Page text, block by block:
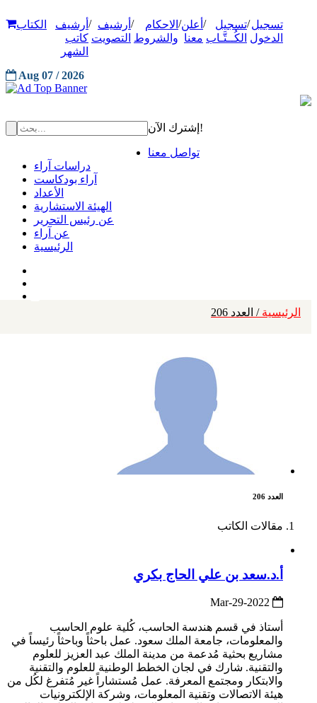
تسجيل
الدخول
/تسجيل
الكُــتَّـاب
/ أعلن
معنا
/ الاحكام
والشروط
/ أرشيف
التصويت
/ أرشيف
كاتب
الشهر
الكتاب
Aug 07 / 2026
إشترك الآن!
تواصل معنا
دراسات آراء
آراء بودكاست
الأعداد
الهيئة الاستشارية
عن رئيس التحرير
عن آراء
الرئيسية
الرئيسية / العدد 206
العدد 206
مقالات الكاتب
أ.د.سعد بن علي الحاج بكري
أستاذ في قسم هندسة الحاسب، كُلية علوم الحاسب
والمعلومات، جامعة الملك سعود. عمل باحثاً وباحثاً رئيساً في
مشاريع بحثية مُدعمة من مدينة الملك عبد العزيز للعلوم
والتقنية. شارك في لجان الخطط الوطنية للعلوم والتقنية
والابتكار ومجتمع المعرفة. عمل مُستشاراً غير مُتفرغ لكُل من
هيئة الاتصالات وتقنية المعلومات، وشركة الإلكترونيات